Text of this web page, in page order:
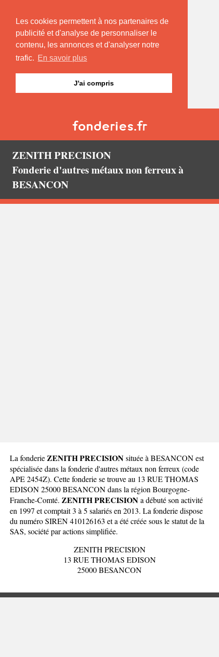
Les cookies permettent à nos partenaires de
publicité et d'analyse de personnaliser le
contenu, les annonces et d'analyser notre
trafic. En savoir plus
J'ai compris
ZENITH PRECISION
Fonderie d'autres métaux non ferreux à
BESANCON
La fonderieZENITH PRECISIONsituée à BESANCON est
spécialisée dans la fonderie d'autres métaux non ferreux (code
APE 2454Z). Cette fonderie se trouve au 13 RUE THOMAS
EDISON 25000 BESANCON dans la région Bourgogne-
Franche-Comté. ZENITH PRECISIONa débuté son activité
en 1997 et comptait 3 à 5 salariés en 2013. La fonderie dispose
du numéro SIREN 410126163 et a été créée sous le statut de la
SAS, société par actions simplifiée.
ZENITH PRECISION
13 RUE THOMAS EDISON
25000 BESANCON